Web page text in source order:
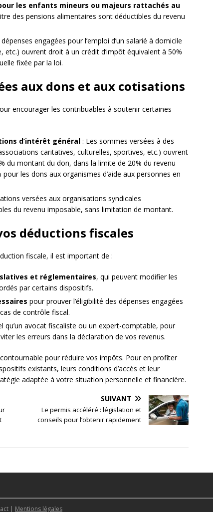
les enfants mineurs ou majeurs rattachés au
des pensions alimentaires sont déductibles du revenu
engagées pour l’emploi d’un salarié à domicile
etc.) ouvrent droit à un crédit d’impôt équivalent à 50%
fixée par la loi.
aux dons et aux cotisations
encourager les contribuables à soutenir certaines
d’intérêt général : Les sommes versées à des
caritatives, culturelles, sportives, etc.) ouvrent
du montant du don, dans la limite de 20% du revenu
les dons aux organismes d’aide aux personnes en
versées aux organisations syndicales
du revenu imposable, sans limitation de montant.
déductions fiscales
fiscale, il est important de :
et réglementaires, qui peuvent modifier les
par certains dispositifs.
pour prouver l’éligibilité des dépenses engagées
de contrôle fiscal.
qu’un avocat fiscaliste ou un expert-comptable, pour
les erreurs dans la déclaration de vos revenus.
pour réduire vos impôts. Pour en profiter
existants, leurs conditions d’accès et leur
adaptée à votre situation personnelle et financière.
SUIVANT
Le permis accéléré : législation et
conseils pour l’obtenir rapidement
| Mentions légales